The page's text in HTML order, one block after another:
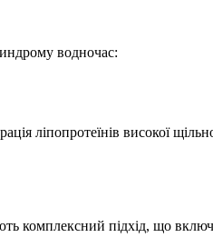
водночас:
ліпопротеїнів високої
комплексний підхід, що